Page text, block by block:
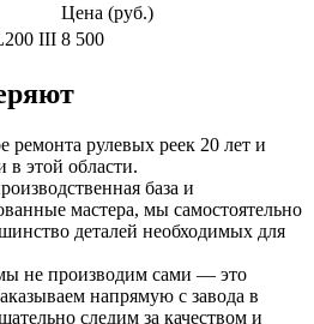
Цена (руб.)
III 8 500
ремонта рулевых реек 20 лет и
в этой области.
база и
мастера, мы самостоятельно
деталей необходимых для
не производим сами — это
напрямую с завода в
следим за качеством и